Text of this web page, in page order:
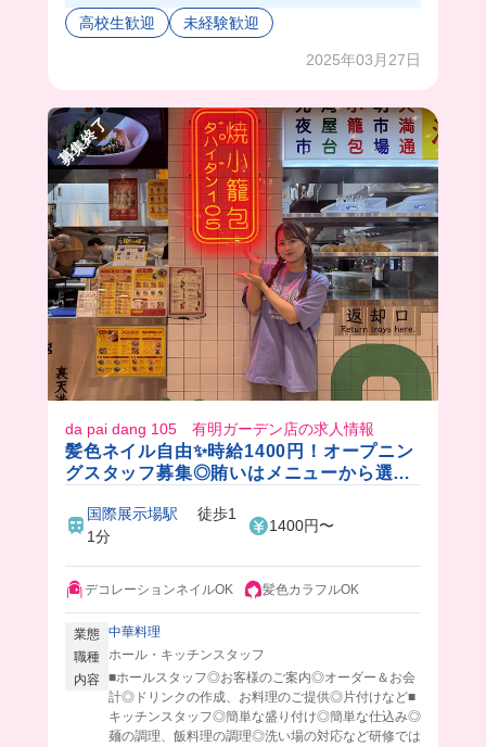
っと笑いが絶えなかった😂💘
お店には常連さんが結構来店してくれるから、自
然とコミュ力爆上がりしちゃう🤭🫶🏻
て…仕事終わりに飲むビールも最高に美味しかっ
た〜！
バイトするならここしか勝たん🥺
高校生歓迎 未経験歓迎
2025年03月27日
募集終了
da pai dang 105 有明ガーデン店の求人情報
髪色ネイル自由✨時給1400円！オープニン
グスタッフ募集◎賄いはメニューから選べ
国際展示場駅 徒歩1
1分
1400円〜
デコレーションネイルOK 髪色カラフルOK
業態 中華料理
職種 ホール・キッチンスタッフ
内容 ■ホールスタッフ◎お客様のご案内◎オーダー＆お会
計◎ドリンクの作成、お料理のご提供◎片付けなど■
キッチンスタッフ◎簡単な盛り付け◎簡単な仕込み◎
麺の調理、飯料理の調理◎洗い場の対応など研修では